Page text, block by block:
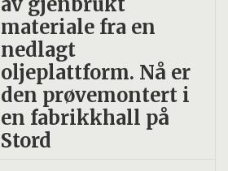
materiale fra en
nedlagt
oljeplattform. Nå er
den prøvemontert i
en fabrikkhall på
Stord